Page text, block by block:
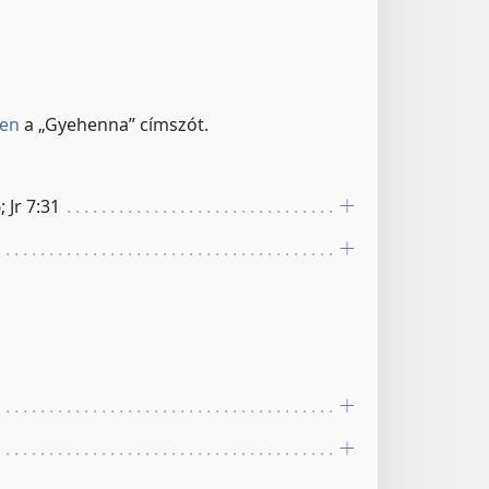
a „Gyehenna” címszót.
Jr 7:31